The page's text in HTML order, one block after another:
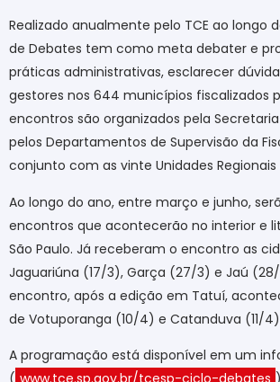
Realizado anualmente pelo TCE ao longo
de Debates tem como meta debater e
práticas administrativas, esclarecer
gestores nos 644 municípios fiscalizados
encontros são organizados pela
pelos Departamentos de Supervisão da
conjunto com as vinte Unidades Regionais
Ao longo do ano, entre março e junho,
encontros que acontecerão no interior e
São Paulo. Já receberam o encontro as
Jaguariúna (17/3), Garça (27/3) e Jaú
encontro, após a edição em Tatuí,
de Votuporanga (10/4) e Catanduva (11/
A programação está disponível em um